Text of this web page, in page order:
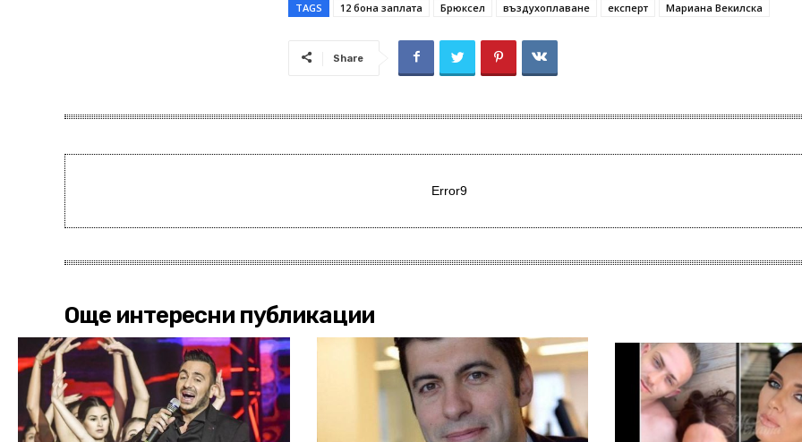
TAGS 12 бона заплата Брюксел въздухоплаване експерт Мариана Векилска
Share
Error9
Още интересни публикации